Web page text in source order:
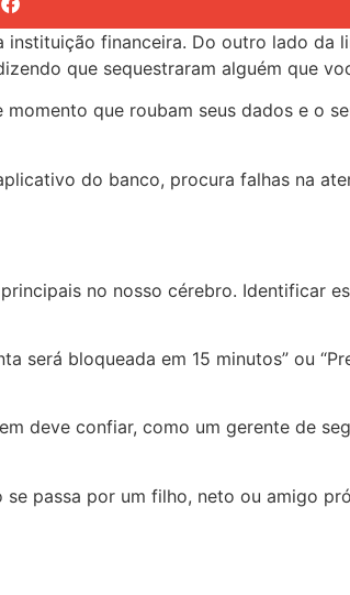
financeira. Do outro lado da
que sequestraram alguém que
que roubam seus dados e o
do banco, procura falhas na
no nosso cérebro. Identificar
será bloqueada em 15 minutos” ou
deve confiar, como um gerente de
passa por um filho, neto ou amigo